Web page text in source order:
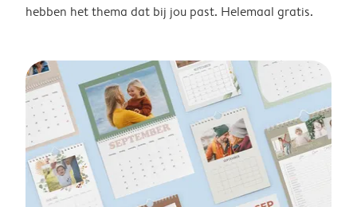
hebben het thema dat bij jou past. Helemaal gratis.